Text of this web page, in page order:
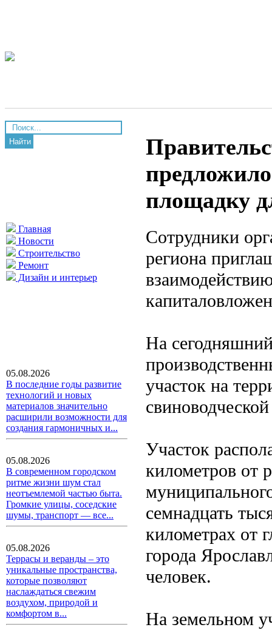
Найти
Главная
Новости
Строительство
Ремонт
Дизайн и интерьер
05.08.2026
В последние годы развитие
технологий и новых
материалов значительно
расширили возможности для
создания гармоничных и...
05.08.2026
В современном городском
ритме жизни шум стал
неотъемлемой частью быта.
Громкие улицы, соседские
шумы, транспорт — все...
05.08.2026
Террасы и веранды – это
уникальные пространства,
которые позволяют
наслаждаться свежим
воздухом, природой и
комфортом в...
площадку
Сотрудники
региона
На
участок на
Участок
километров от
семнадцать
километрах от
города
человек.
На земельном